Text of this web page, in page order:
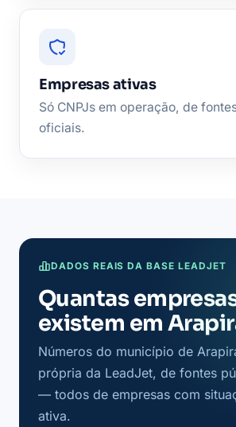
Empresas ativas
Só CNPJs em operação, de
oficiais.
DADOS REAIS DA BASE LEADJET
Quantas
existem em
Números do município de
própria da LeadJet, de fontes
— todos de empresas com
ativa.